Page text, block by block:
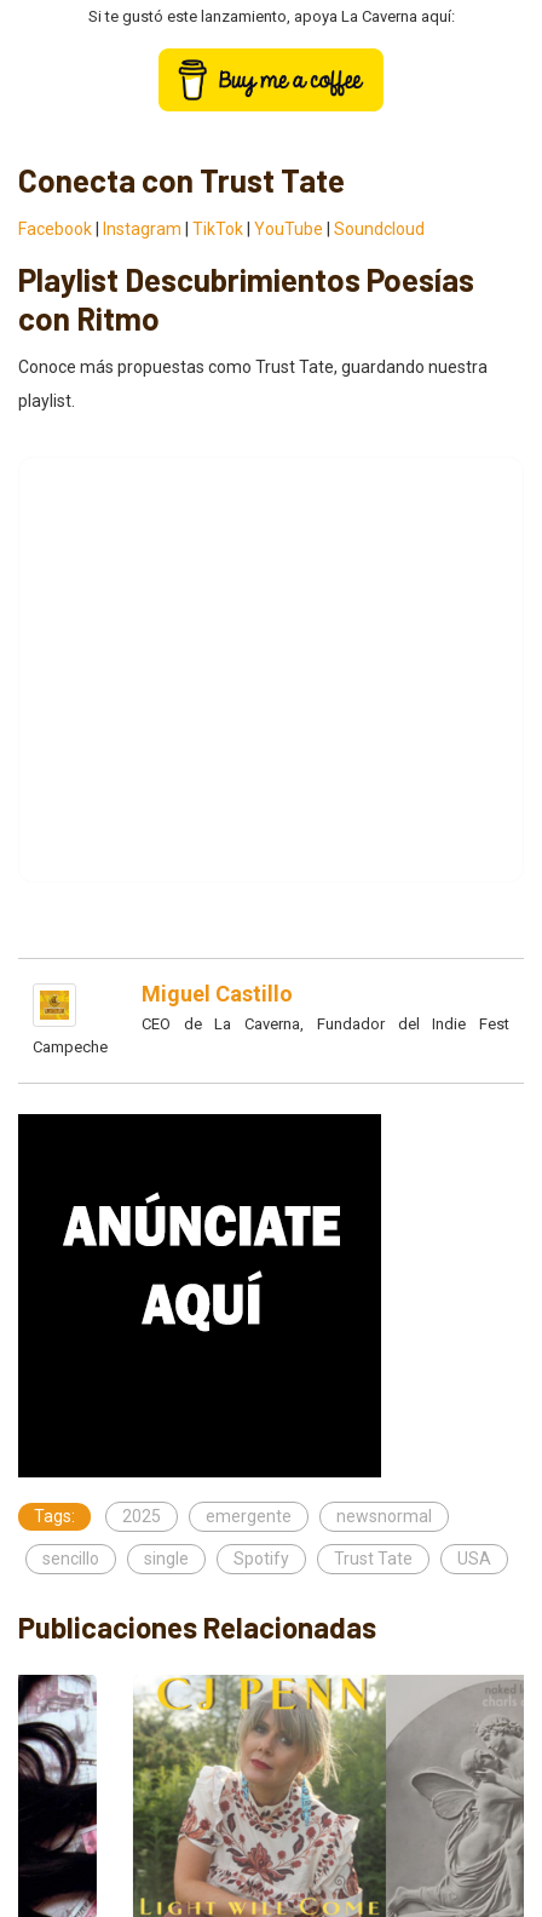
Si te gustó este lanzamiento, apoya La Caverna aquí:
Conecta con Trust Tate
Facebook Instagram TikTok YouTube Soundcloud
Playlist Descubrimientos Poesías
con Ritmo
Conoce más propuestas como Trust Tate, guardando nuestra
playlist.
Miguel Castillo
CEO de La Caverna, Fundador del Indie Fest
Campeche
Tags: 2025 emergente newsnormal
sencillo single Spotify Trust Tate USA
Publicaciones Relacionadas